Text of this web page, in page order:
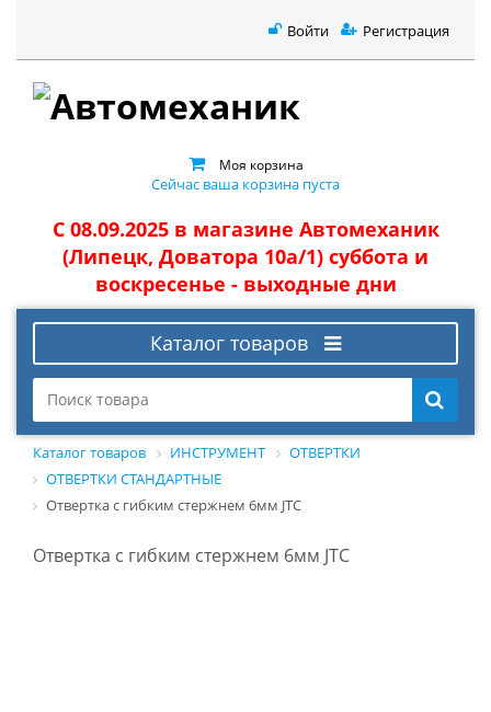
Войти Регистрация
Моя корзина
Сейчас ваша корзина пуста
С 08.09.2025 в магазине Автомеханик
(Липецк, Доватора 10а/1) суббота и
воскресенье - выходные дни
Каталог товаров
Каталог товаров ИНСТРУМЕНТ
ОТВЕРТКИ
ОТВЕРТКИ СТАНДАРТНЫЕ
Отвертка с гибким стержнем 6мм JTC
Отвертка с гибким стержнем 6мм JTC